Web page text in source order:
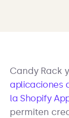
Candy Rack
aplicaciones
la Shopify
permiten